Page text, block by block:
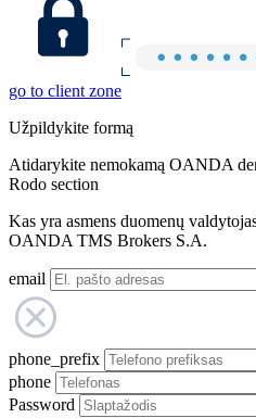
go to client zone
Užpildykite formą
Atidarykite nemokamą OANDA
Rodo section
Kas yra asmens duomenų
OANDA TMS Brokers S.A.
email
phone_prefix
phone
Password